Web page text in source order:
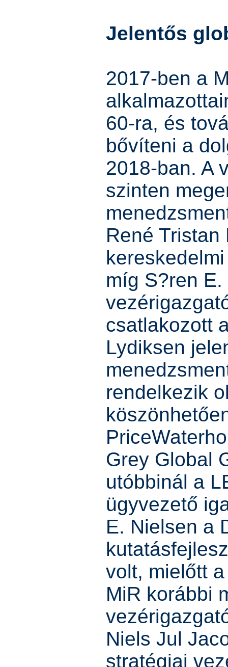
Jelentős
2017-ben a
60-ra, és
bővíteni a
2018-ban. A
szinten
René
míg S?ren
csatlakozott
Lydiksen
rendelkezik
Grey Global
utóbbinál a
ügyvezető
E. Nielsen a
volt, mielőtt
MiR korábbi
Niels Jul
stratégiai